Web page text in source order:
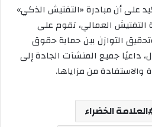
على أن مبادرة «التفتيش الذكي»
العمالي، تقوم على
التوازن بين حماية حقوق
داعيًا جميع المنشآت الجادة إلى
والاستفادة من مزاياها.
العلامة الخضراء